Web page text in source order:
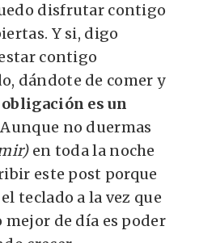
disfrutar contigo
Y si, digo
contigo
dándote de comer y
obligación es un
Aunque no duermas
en toda la noche
este post porque
teclado a la vez que
de día es poder